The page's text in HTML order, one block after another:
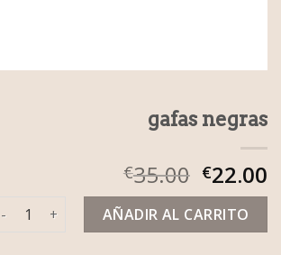
gafas negras
€35.00 €22.00
gafas negras cantidadAÑADIR AL CARRITO